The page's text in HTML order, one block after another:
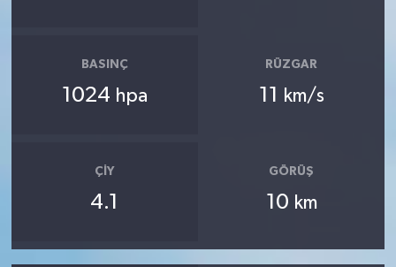
BASINÇ
1024 hpa
RÜZGAR
11 km/s
ÇIY
4.1
GÖRÜŞ
10 km